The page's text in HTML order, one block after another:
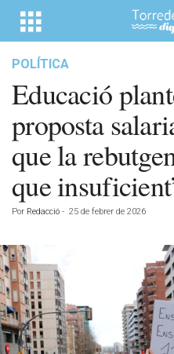
POLÍTICA
Educació
proposta
que la
que
Por Redacció - 25 de febrer de 2026